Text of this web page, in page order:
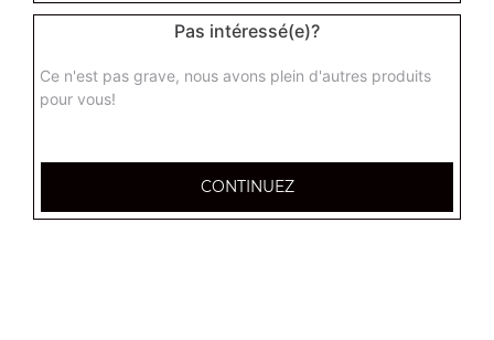
Nos Paninis
panini steack haché, panini steak cheddar, panini poulet
+
Pas intéressé(e)?
Ce n'est pas grave, nous avons plein d'autres produits
pour vous!
CONTINUEZ